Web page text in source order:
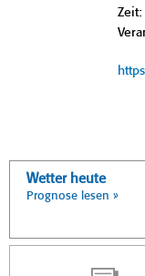
Wetter heute
Prognose lesen »